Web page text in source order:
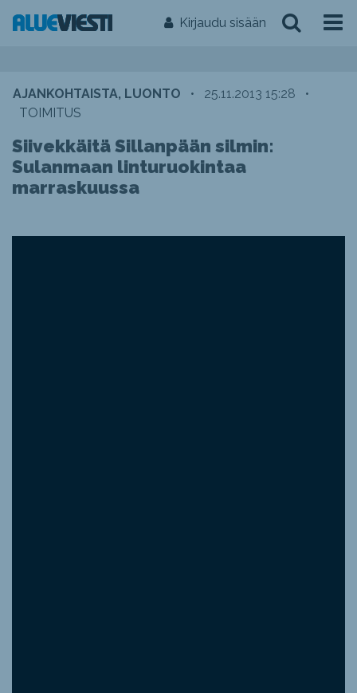
Kirjaudu sisään
AJANKOHTAISTA, LUONTO • 25.11.2013 15:28
•
TOIMITUS
Siivekkäitä Sillanpään silmin:
Sulanmaan linturuokintaa
marraskuussa